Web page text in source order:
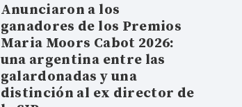
Anunciaron a los
ganadores de los Premios
Maria Moors Cabot 2026:
una argentina entre las
galardonadas y una
distinción al ex director de